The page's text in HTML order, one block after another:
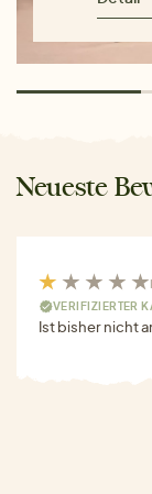
Neueste
VERIFIZIERTER
Ist bisher nicht